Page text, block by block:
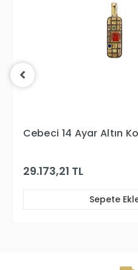
Cebeci 14 Ayar Altın
15.585,69 TL
Sepete